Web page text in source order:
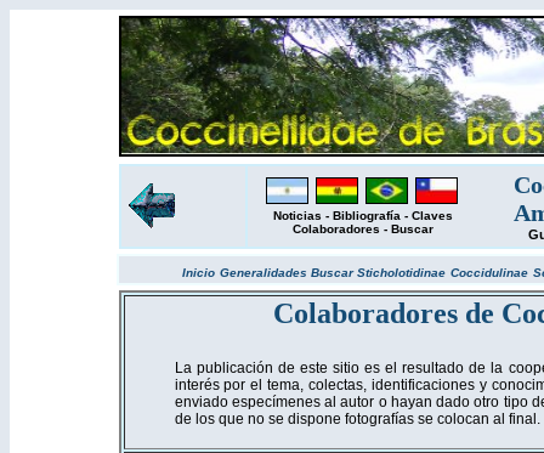
Noticias - Bibliografía - Claves
Colaboradores - Buscar
Inicio Generalidades BuscarSticholotidinae Coccidulinae
Colaboradores de
La publicación de este sitio es el resultado de la
interés por el tema, colectas, identificaciones y
enviado especímenes al autor o hayan dado otro tipo
de los que no se dispone fotografías se colocan al final.